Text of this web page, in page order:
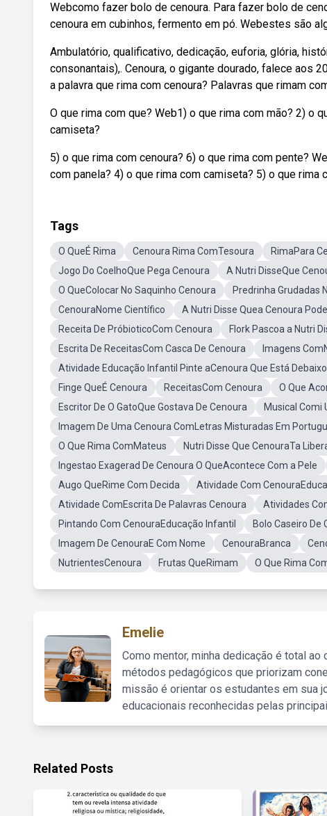
Webcomo fazer bolo de cenoura. Para fazer bolo de
cenoura em cubinhos, fermento em pó. Webestes são
Ambulatório, qualificativo, dedicação, euforia, glória,
consonantais),. Cenoura, o gigante dourado, falece aos
a palavra que rima com cenoura? Palavras que rimam
O que rima com que? Web1) o que rima com mão? 2) o
camiseta?
5) o que rima com cenoura? 6) o que rima com pente?
com panela? 4) o que rima com camiseta? 5) o que rima
Tags
O QueÉ Rima Cenoura Rima ComTesoura RimaPara
Jogo Do CoelhoQue Pega Cenoura
A Nutri DisseQue
O QueColocar No Saquinho Cenoura
Predrinha Grudadas
CenouraNome Científico
A Nutri Disse Quea Cenoura
Receita De PróbioticoCom Cenoura
Flork Pascoa a Nutri
Escrita De ReceitasCom Casca De Cenoura
Imagens
Atividade Educação Infantil Pinte aCenoura Que Está
Finge QueÉ Cenoura
ReceitasCom Cenoura
O Que
Escritor De O GatoQue Gostava De Cenoura
Musical Comi
Imagem De Uma Cenoura ComLetras Misturadas Em
O Que Rima ComMateus
Nutri Disse Que CenouraTa
Ingestao Exagerad De Cenoura O QueAcontece Com a Pele
Augo QueRime Com Decida
Atividade Com
Atividade ComEscrita De Palavras Cenoura
Atividades
Pintando Com CenouraEducação Infantil
Bolo Caseiro De
Imagem De CenouraE Com Nome
CenouraBranca
NutrientesCenoura
Frutas QueRimam O Que Rima
Emelie
Como mentor, minha dedicação é total
métodos pedagógicos que priorizam
missão é orientar os estudantes em sua
educacionais reconhecidas pelas
Related Posts